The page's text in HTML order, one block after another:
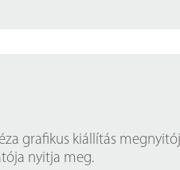
grafikus kiállítás
nyitja meg.